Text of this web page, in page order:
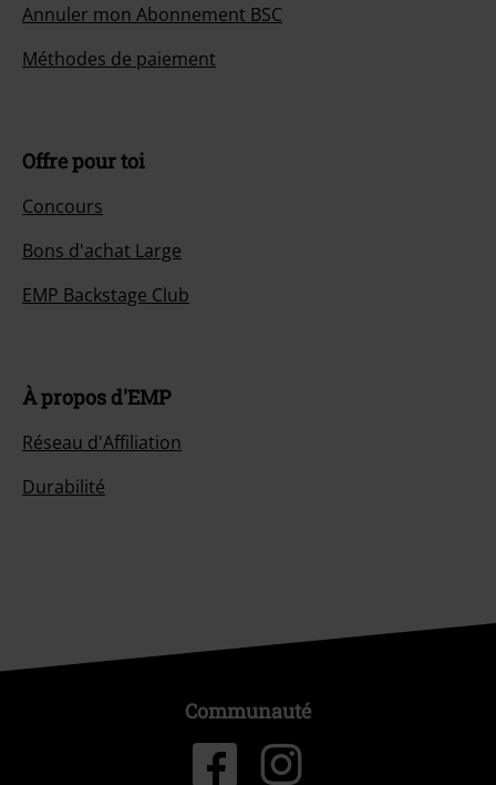
Annuler mon Abonnement BSC
Méthodes de paiement
Offre pour toi
Concours
Bons d'achat Large
EMP Backstage Club
À propos d'EMP
Réseau d'Affiliation
Durabilité
Communauté